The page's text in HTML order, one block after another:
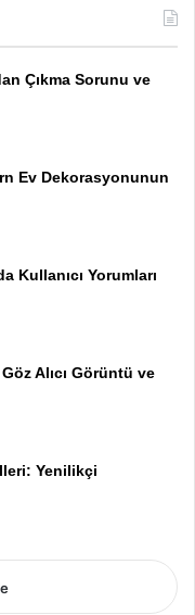
Çıkma Sorunu ve
Ev Dekorasyonunun
Kullanıcı Yorumları
Alıcı Görüntü ve
Yenilikçi